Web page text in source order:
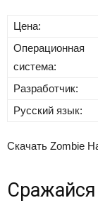
Цена:
Операционная
система:
Разработчик:
Русский язык:
Скачать Zombie
Сражайся